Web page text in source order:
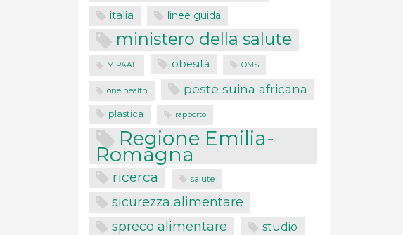
italia linee guida
ministero della salute
MIPAAF obesità OMS
one health peste suina africana
plastica rapporto
Regione Emilia-
Romagna
ricerca salute
sicurezza alimentare
spreco alimentare studio